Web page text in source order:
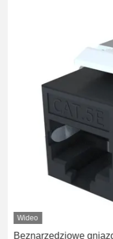
Wideo
Beznarzędziowe